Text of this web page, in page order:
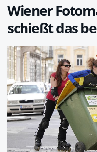
Wiener
schießt das